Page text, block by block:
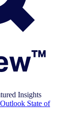
Insights
State of